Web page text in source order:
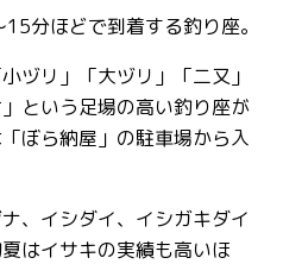
分ほどで到着する釣り座。
ヅリ」「大ヅリ」「二又」
という足場の高い釣り座が
ぼら納屋」の駐車場から入
、イシダイ、イシガキダイ
はイサキの実績も高いほ